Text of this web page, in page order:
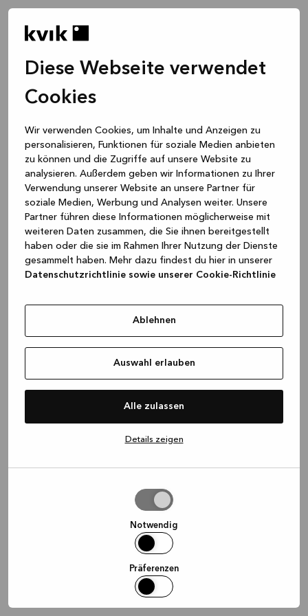
Diese Webseite verwendet
Cookies
Wir verwenden Cookies, um Inhalte und Anzeigen zu
personalisieren, Funktionen für soziale Medien anbieten
zu können und die Zugriffe auf unsere Website zu
analysieren. Außerdem geben wir Informationen zu Ihrer
Verwendung unserer Website an unsere Partner für
soziale Medien, Werbung und Analysen weiter. Unsere
Partner führen diese Informationen möglicherweise mit
weiteren Daten zusammen, die Sie ihnen bereitgestellt
haben oder die sie im Rahmen Ihrer Nutzung der Dienste
gesammelt haben. Mehr dazu findest du hier in unserer
Datenschutzrichtlinie sowie unserer Cookie-Richtlinie
Ablehnen
Auswahl erlauben
Alle zulassen
Details zeigen
Notwendig
Präferenzen
loadingwww.kvik.de (see the browser console for more
information)